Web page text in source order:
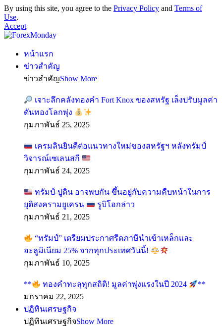
By using this site, you agree to the Privacy Policy and Terms of
Use.
Accept
หน้าแรก
ข่าวสำคัญ
ข่าวสำคัญShow More
เจาะลึกคลังทองคำ Fort Knox ของสหรัฐ เล็งปรับมูลค่า
ดันทองโลกพุ่ง
กุมภาพันธ์ 25, 2025
เครมลินยินดีต่อแนวทางใหม่ของสหรัฐฯ หลังทรัมป์
วิจารณ์เซเลนสกี
กุมภาพันธ์ 24, 2025
ทรัมป์-ปูติน อาจพบกัน ขึ้นอยู่กับความคืบหน้าในการ
ยุติสงครามยูเครน
รูบิโอกล่าว
กุมภาพันธ์ 21, 2025
“ทรัมป์” เตรียมประกาศรีดภาษีนำเข้าเหล็กและ
อะลูมิเนียม 25% จากทุกประเทศวันนี้!
กุมภาพันธ์ 10, 2025
** ทองคำทะลุทุกสถิติ! มูลค่าพุ่งแรงในปี 2024
**
มกราคม 22, 2025
ปฏิทินเศรษฐกิจ
ปฏิทินเศรษฐกิจShow More